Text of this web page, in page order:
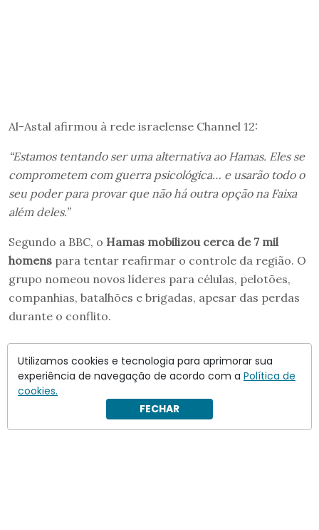
Al-Astal afirmou à rede israelense Channel 12:
“Estamos tentando ser uma alternativa ao Hamas. Eles se
comprometem com guerra psicológica… e usarão todo o
seu poder para provar que não há outra opção na Faixa
além deles.”
Segundo a BBC, o Hamas mobilizou cerca de 7 mil
homens para tentar reafirmar o controle da região. O
grupo nomeou novos líderes para células, pelotões,
companhias, batalhões e brigadas, apesar das perdas
durante o conflito.
Utilizamos cookies e tecnologia para aprimorar sua
experiência de navegação de acordo com a Política de
cookies.
FECHAR